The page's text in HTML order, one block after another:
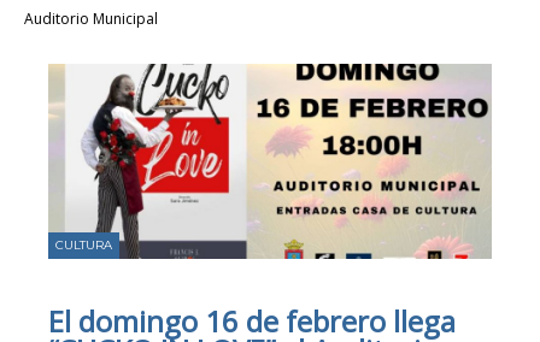
Auditorio Municipal
CULTURA
El domingo 16 de febrero llega